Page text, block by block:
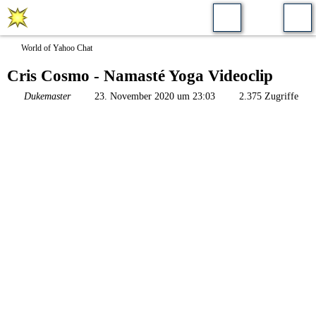
World of Yahoo Chat
Cris Cosmo - Namasté Yoga Videoclip
Dukemaster 23. November 2020 um 23:03 2.375 Zugriffe